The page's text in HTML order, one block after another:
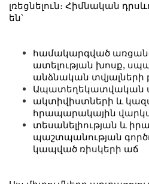
լռեցնելուն։ Հիմնական
են՝
համակարգված
ատելության խոսք,
անձնական տվյալների
Ապատեղեկատվական
ակտիվիստների և
հրապարակային
տեսանելիության և
պաշտպանության
կապված ռիսկերի աճ